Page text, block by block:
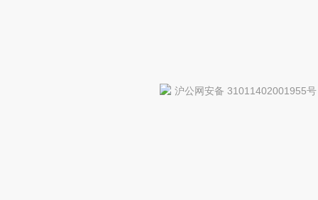
沪公网安备 31011402001955号